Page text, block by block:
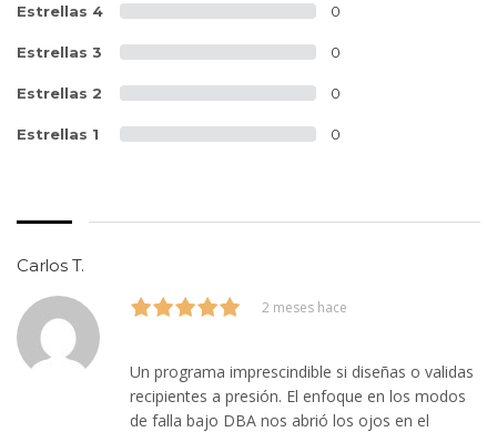
Estrellas 4 0
Estrellas 3 0
Estrellas 2 0
Estrellas 1 0
Carlos T.
2 meses hace
Un programa imprescindible si diseñas o validas
recipientes a presión. El enfoque en los modos
de falla bajo DBA nos abrió los ojos en el